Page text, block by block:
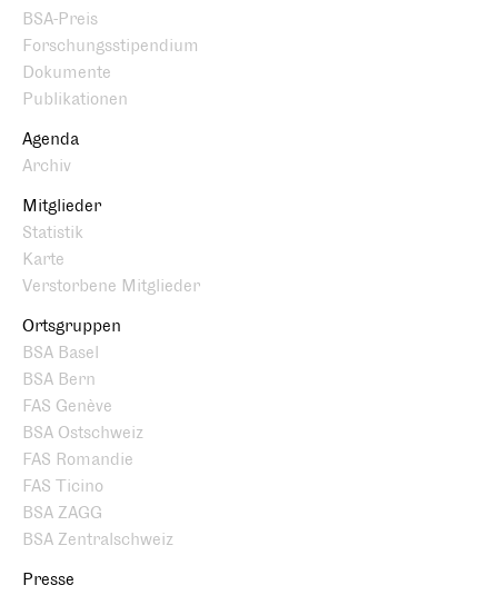
BSA-Preis
Forschungsstipendium
Dokumente
Publikationen
Agenda
Archiv
Mitglieder
Statistik
Karte
Verstorbene Mitglieder
Ortsgruppen
BSA Basel
BSA Bern
FAS Genève
BSA Ostschweiz
FAS Romandie
FAS Ticino
BSA ZAGG
BSA Zentralschweiz
Presse